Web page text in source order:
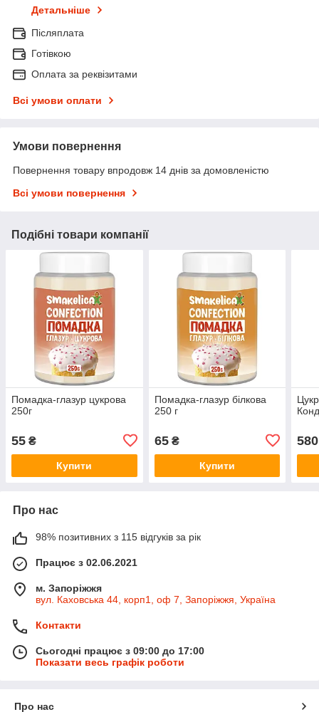
Детальніше
Післяплата
Готівкою
Оплата за реквізитами
Всі умови оплати
Умови повернення
Повернення товару впродовж 14 днів за домовленістю
Всі умови повернення
Подібні товари компанії
Помадка-глазур цукрова
250г
55 ₴
Купити
Помадка-глазур білкова
250 г
65₴
Купити
580
Про нас
98% позитивних з 115 відгуків за рік
Працює з 02.06.2021
м. Запоріжжя
вул. Каховська 44, корп1, оф 7, Запоріжжя, Україна
Контакти
Сьогодні працює з 09:00 до 17:00
Показати весь графік роботи
Про нас